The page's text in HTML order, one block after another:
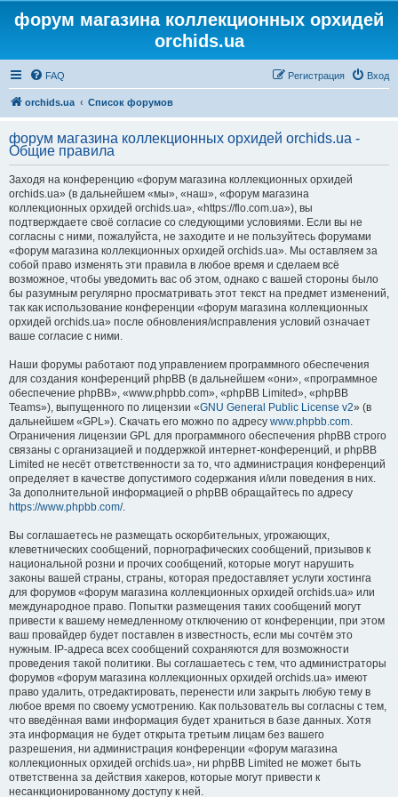
форум магазина коллекционных орхидей
orchids.ua
FAQ Вход
Регистрация
orchids.ua Список форумов
форум магазина коллекционных орхидей orchids.ua -
Общие правила
Заходя на конференцию «форум магазина коллекционных орхидей
orchids.ua» (в дальнейшем «мы», «наш», «форум магазина
коллекционных орхидей orchids.ua», «https://flo.com.ua»), вы
подтверждаете своё согласие со следующими условиями. Если вы не
согласны с ними, пожалуйста, не заходите и не пользуйтесь форумами
«форум магазина коллекционных орхидей orchids.ua». Мы оставляем за
собой право изменять эти правила в любое время и сделаем всё
возможное, чтобы уведомить вас об этом, однако с вашей стороны было
бы разумным регулярно просматривать этот текст на предмет изменений,
так как использование конференции «форум магазина коллекционных
орхидей orchids.ua» после обновления/исправления условий означает
ваше согласие с ними.
Наши форумы работают под управлением программного обеспечения
для создания конференций phpBB (в дальнейшем «они», «программное
обеспечение phpBB», «www.phpbb.com», «phpBB Limited», «phpBB
Teams»), выпущенного по лицензии «GNU General Public License v2» (в
дальнейшем «GPL»). Скачать его можно по адресу www.phpbb.com.
Ограничения лицензии GPL для программного обеспечения phpBB строго
связаны с организацией и поддержкой интернет-конференций, и phpBB
Limited не несёт ответственности за то, что администрация конференций
определяет в качестве допустимого содержания и/или поведения в них.
За дополнительной информацией о phpBB обращайтесь по адресу
https://www.phpbb.com/.
Вы соглашаетесь не размещать оскорбительных, угрожающих,
клеветнических сообщений, порнографических сообщений, призывов к
национальной розни и прочих сообщений, которые могут нарушить
законы вашей страны, страны, которая предоставляет услуги хостинга
для форумов «форум магазина коллекционных орхидей orchids.ua» или
международное право. Попытки размещения таких сообщений могут
привести к вашему немедленному отключению от конференции, при этом
ваш провайдер будет поставлен в известность, если мы сочтём это
нужным. IP-адреса всех сообщений сохраняются для возможности
проведения такой политики. Вы соглашаетесь с тем, что администраторы
форумов «форум магазина коллекционных орхидей orchids.ua» имеют
право удалить, отредактировать, перенести или закрыть любую тему в
любое время по своему усмотрению. Как пользователь вы согласны с тем,
что введённая вами информация будет храниться в базе данных. Хотя
эта информация не будет открыта третьим лицам без вашего
разрешения, ни администрация конференции «форум магазина
коллекционных орхидей orchids.ua», ни phpBB Limited не может быть
ответственна за действия хакеров, которые могут привести к
несанкционированному доступу к ней.